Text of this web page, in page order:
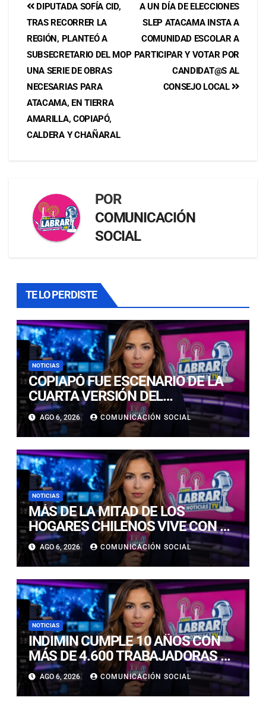
A UN DÍA DE ELECCIONES
SLEP ATACAMA INSTA A
COMUNIDAD ESCOLAR A
PARTICIPAR Y VOTAR POR
CANDIDAT@S AL
CONSEJO LOCAL
DIPUTADA SOFÍA CID,
TRAS RECORRER LA
REGIÓN, PLANTEÓ A
SUBSECRETARIO DEL MOP
UNA SERIE DE OBRAS
NECESARIAS PARA
ATACAMA, EN TIERRA
AMARILLA, COPIAPÓ,
CALDERA Y CHAÑARAL
POR
COMUNICACIÓN
SOCIAL
TE LO PERDISTE
NOTICIAS
COPIAPÓ FUE ESCENARIO DE LA
CUARTA VERSIÓN DEL
CAMPEONATO REGIONAL DE
BANDAS DE GUERRA
ESTUDIANTILES
AGO 6, 2026 COMUNICACIÓN SOCIAL
NOTICIAS
MÁS DE LA MITAD DE LOS
HOGARES CHILENOS VIVE CON UN
GATO: LAS CLAVES PARA
CUIDARLOS Y PREVENIR
PROBLEMAS DE SALUD
AGO 6, 2026 COMUNICACIÓN SOCIAL
NOTICIAS
INDIMIN CUMPLE 10 AÑOS CON
MÁS DE 4.600 TRABAJADORAS Y
TRABAJADORES IMPACTADOS
POR SUS SOLUCIONES
TECNOLÓGICAS EN MINERÍA
AGO 6, 2026 COMUNICACIÓN SOCIAL